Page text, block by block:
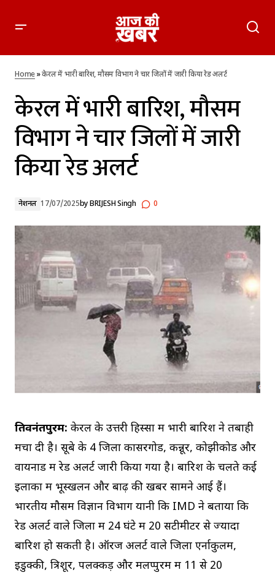
केरल में भारी बारिश, मौसम विभाग ने चार जिलों में जारी किया रेड अलर्ट
Home»केरल में भारी बारिश, मौसम विभाग ने चार जिलों में जारी किया रेड अलर्ट
केरल में भारी बारिश, मौसम
विभाग ने चार जिलों में जारी
किया रेड अलर्ट
नेशनल 17/07/2025byBRIJESH Singh 0
तिरुवनंतपुरम: केरल के उत्तरी हिस्सों में भारी बारिश ने तबाही
मचा दी है। सूबे के 4 जिलों कासरगोड, कन्नूर, कोझीकोड और
वायनाड में रेड अलर्ट जारी किया गया है। बारिश के चलते कई
इलाकों में भूस्खलन और बाढ़ की खबरें सामने आई हैं।
भारतीय मौसम विज्ञान विभाग यानी कि IMD ने बताया कि
रेड अलर्ट वाले जिलों में 24 घंटे में 20 सेंटीमीटर से ज्यादा
बारिश हो सकती है। ऑरेंज अलर्ट वाले जिलों एर्नाकुलम,
इडुक्की, त्रिशूर, पलक्कड़ और मलप्पुरम में 11 से 20